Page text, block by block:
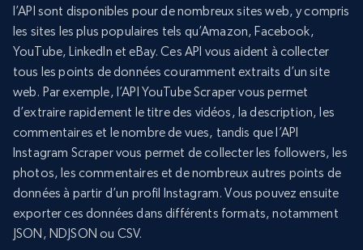
l’API sont disponibles pour de nombreux sites web, y compris
les sites les plus populaires tels qu’Amazon, Facebook,
YouTube, LinkedIn et eBay. Ces API vous aident à collecter
tous les points de données couramment extraits d’un site
web. Par exemple, l’API YouTube Scraper vous permet
d’extraire rapidement le titre des vidéos, la description, les
commentaires et le nombre de vues, tandis que l’API
Instagram Scraper vous permet de collecter les followers, les
photos, les commentaires et de nombreux autres points de
données à partir d’un profil Instagram. Vous pouvez ensuite
exporter ces données dans différents formats, notamment
JSON, NDJSON ou CSV.